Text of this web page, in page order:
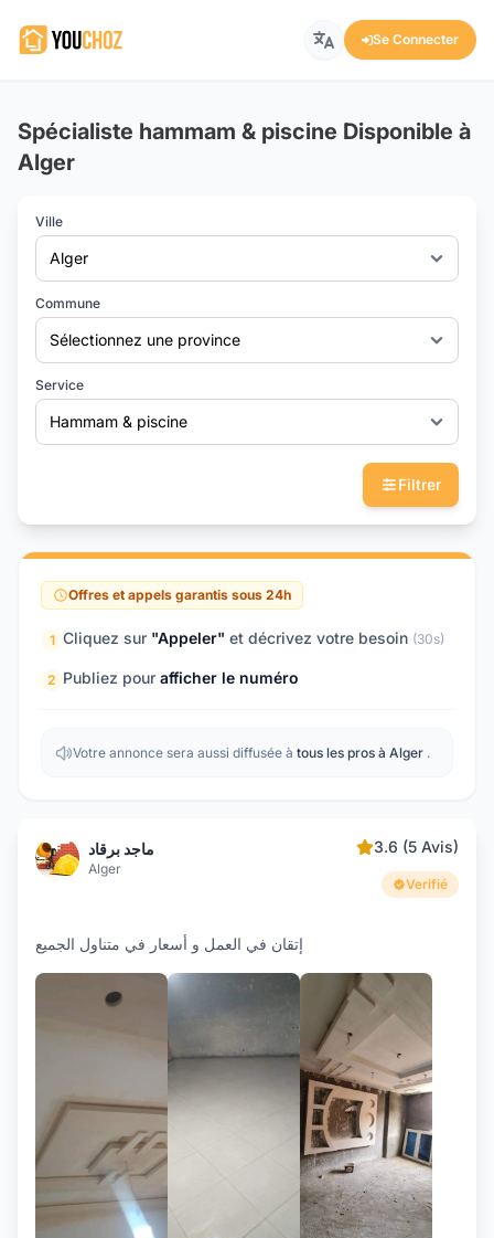
Se Connecter
Spécialiste hammam & piscine Disponible à
Alger
Ville
Alger
Commune
Sélectionnez une province
Service
Hammam & piscine
Filtrer
Offres et appels garantis sous 24h
1 Cliquez sur "Appeler" et décrivez votre besoin (30s)
2 Publiez pour afficher le numéro
Votre annonce sera aussi diffusée à tous les pros à Alger .
ماجد برقاد
Alger
3.6 (5 Avis)
Verifié
إتقان في العمل و أسعار في متناول الجميع